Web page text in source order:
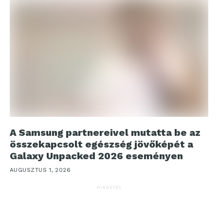
A Samsung partnereivel mutatta be az
összekapcsolt egészség jövőképét a
Galaxy Unpacked 2026 eseményen
AUGUSZTUS 1, 2026
HIRDETÉS